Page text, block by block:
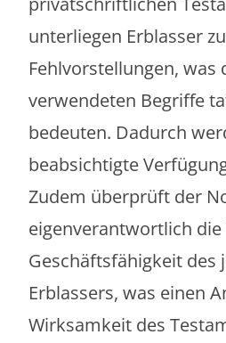
unterliegen Erblasser
Fehlvorstellungen, was
verwendeten Begriffe
bedeuten. Dadurch
beabsichtigte
Zudem überprüft der
eigenverantwortlich die
Geschäftsfähigkeit des
Erblassers, was einen
Wirksamkeit des